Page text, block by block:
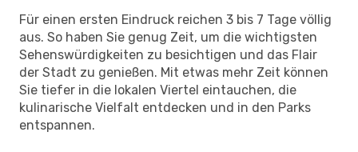
Für einen ersten Eindruck reichen 3 bis 7 Tage völlig
aus. So haben Sie genug Zeit, um die wichtigsten
Sehenswürdigkeiten zu besichtigen und das Flair
der Stadt zu genießen. Mit etwas mehr Zeit können
Sie tiefer in die lokalen Viertel eintauchen, die
kulinarische Vielfalt entdecken und in den Parks
entspannen.